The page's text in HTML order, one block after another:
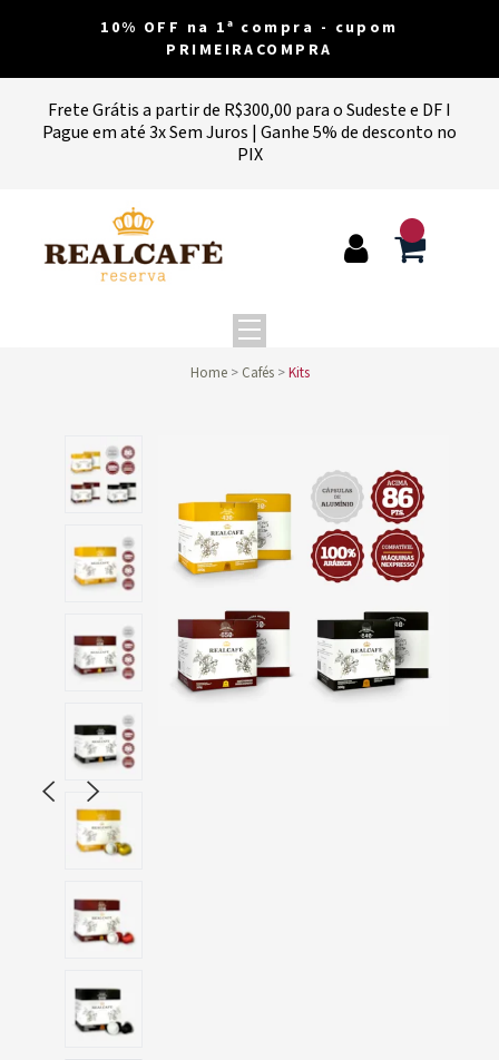
10% OFF na 1ª compra - cupom
PRIMEIRACOMPRA
Frete Grátis a partir de R$300,00 para o Sudeste e DF I
Pague em até 3x Sem Juros | Ganhe 5% de desconto no
PIX
Home Cafés Kits